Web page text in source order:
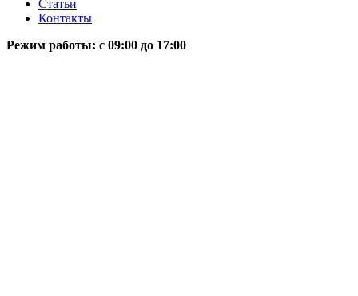
Статьи
Контакты
Режим работы: c 09:00 до 17:00